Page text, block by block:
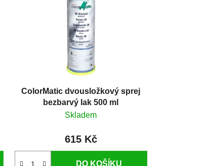
ColorMatic dvousložkový sprej
bezbarvý lak 500 ml
Skladem
615 Kč
DO KOŠÍKU